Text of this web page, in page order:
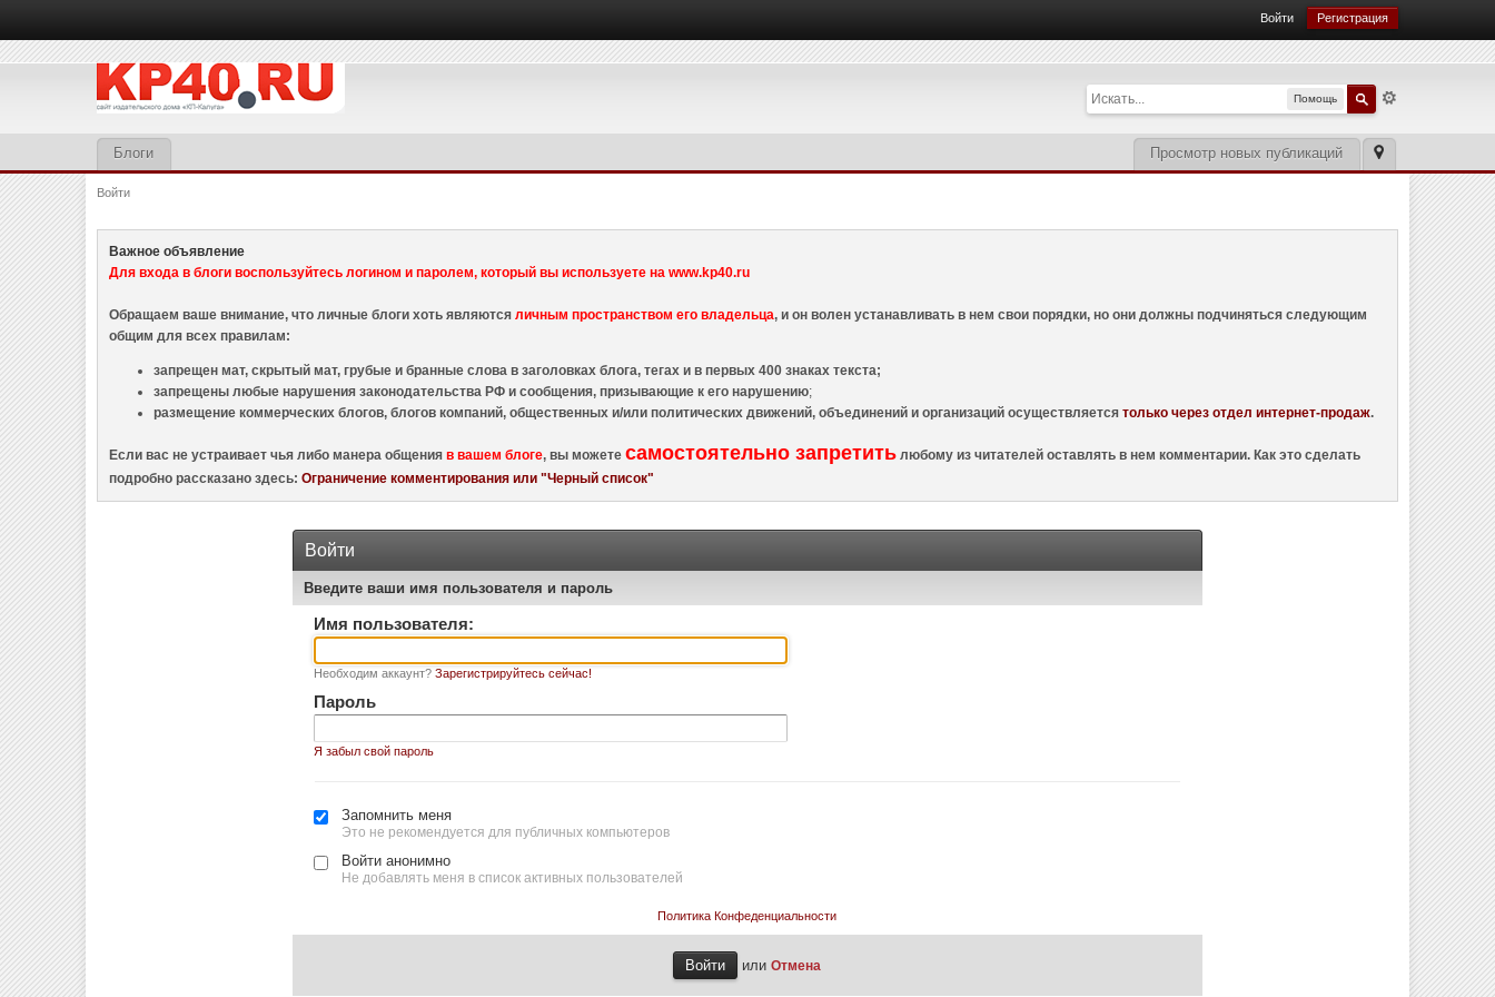
Войти Регистрация
Помощь
Просмотр новых публикаций
Блоги
Войти
Важное объявление
Для входа в блоги воспользуйтесь логином и паролем, который вы используете на www.kp40.ru
Обращаем ваше внимание, что личные блоги хоть являютсяличным пространством его владельца, и он волен устанавливать в нем свои порядки, но они должны подчиняться следующим
общим для всех правилам:
запрещен мат, скрытый мат, грубые и бранные слова в заголовках блога, тегах и в первых 400 знаках текста;
запрещены любые нарушения законодательства РФ и сообщения, призывающие к его нарушению;
размещение коммерческих блогов, блогов компаний, общественных и/или политических движений, объединений и организаций осуществляетсятолько через отдел интернет-продаж.
Если вас не устраивает чья либо манера общенияв вашем блоге, вы можетесамостоятельно запретить любому из читателей оставлять в нем комментарии. Как это сделать
подробно рассказано здесь:Ограничение комментирования или "Черный список"
Войти
Введите ваши имя пользователя и пароль
Имя пользователя:
Необходим аккаунт? Зарегистрируйтесь сейчас!
Пароль
Я забыл свой пароль
Запомнить меня
Это не рекомендуется для публичных компьютеров
Войти анонимно
Не добавлять меня в список активных пользователей
Политика Конфеденциальности
илиОтмена